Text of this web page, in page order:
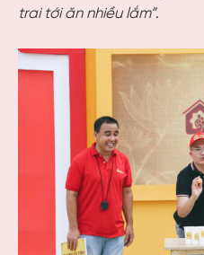
trai tới ăn nhiều lắm”.